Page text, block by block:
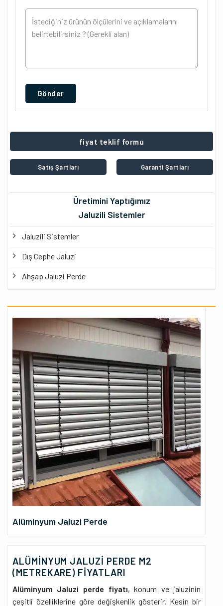
Gönder
fiyat teklif formu
Satış Şartları Garanti Şartları
Üretimini Yaptığımız
Jaluzili Sistemler
Jaluzili Sistemler
Dış Cephe Jaluzi
Ahşap Jaluzi Perde
Alüminyum Jaluzi Perde
ALÜMINYUM JALUZİ PERDE M2
(METREKARE) FIYATLARI
Alüminyum Jaluzi perde fiyatı, konum ve jaluzinin
çeşitli özelliklerine göre değişkenlik gösterir. Kesin bir